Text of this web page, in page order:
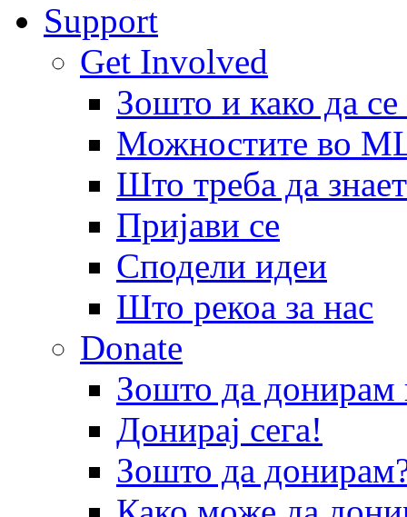
Support
Get Involved
Зошто и како да
Можностите во
Што треба да
Пријави се
Сподели идеи
Што рекоа за нас
Donate
Зошто да
Донирај сега!
Зошто да